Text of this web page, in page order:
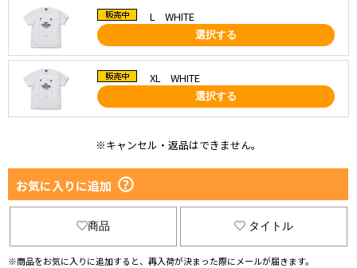
L WHITE
選択する
XL WHITE
選択する
※キャンセル・返品はできません。
お気に入りに追加
商品 タイトル
※商品をお気に入りに追加すると、再入荷が決まった際にメールが届きます。